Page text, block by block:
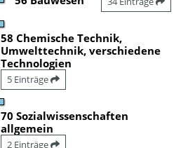
58 Chemische Technik,
Umwelttechnik, verschiedene
Technologien
5 Einträge
70 Sozialwissenschaften
allgemein
2 Einträge